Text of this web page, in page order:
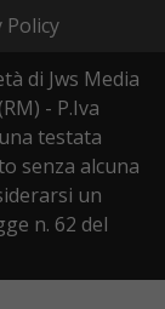
Policy
di Jws Media
- P.Iva
testata
senza alcuna
un
n. 62 del